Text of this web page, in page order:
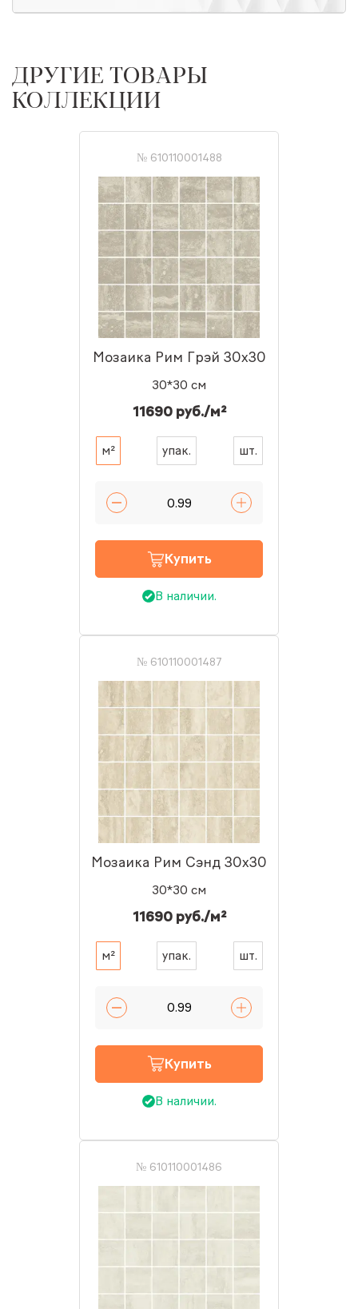
ДРУГИЕ ТОВАРЫ
КОЛЛЕКЦИИ
№ 610110001488
Мозаика Рим Грэй 30x30
30*30 см
11690 руб./м²
м² упак. шт.
Купить
В наличии.
№ 610110001487
Мозаика Рим Сэнд 30x30
30*30 см
11690 руб./м²
м² упак. шт.
Купить
В наличии.
№ 610110001486